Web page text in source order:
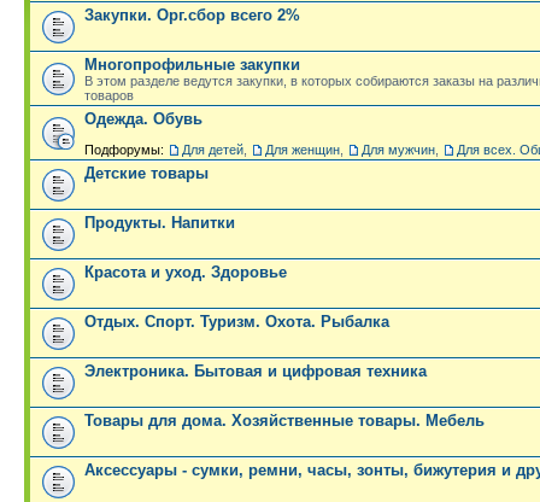
Закупки. Орг.сбор всего 2%
Многопрофильные закупки
В этом разделе ведутся закупки, в которых собираются заказы на
товаров
Одежда. Обувь
Подфорумы: Для детей Для женщин Для мужчин Для всех.
Детские товары
Продукты. Напитки
Красота и уход. Здоровье
Отдых. Спорт. Туризм. Охота. Рыбалка
Электроника. Бытовая и цифровая техника
Товары для дома. Хозяйственные товары. Мебель
Аксессуары - сумки, ремни, часы, зонты, бижутерия и